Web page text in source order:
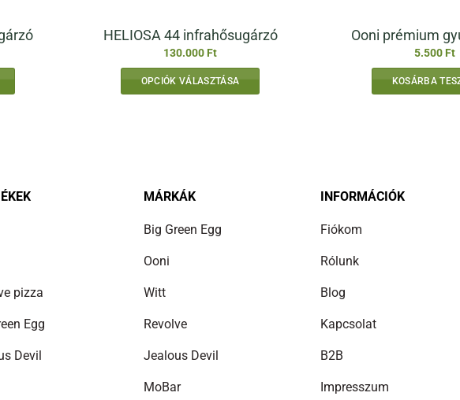
HELIOSA 44 infrahősugárzó
130.000 Ft
OPCIÓK VÁLASZTÁSA
van.
változatok
Ooni prémium
5.500 Ft
KOSÁRBA
pizza
Egg
Devil
MÁRKÁK
Big Green Egg
Ooni
Witt
Revolve
Jealous Devil
MoBar
INFORMÁCIÓK
Fiókom
Rólunk
Blog
Kapcsolat
B2B
Impresszum